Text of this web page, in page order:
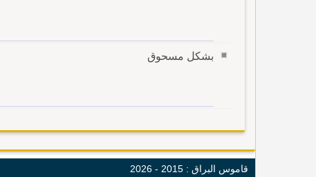
بشكل مسحوق
قاموس البراق : 2015 - 2026